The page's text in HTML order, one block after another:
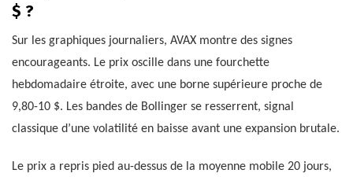
$ ?
Sur les graphiques journaliers, AVAX montre des signes
encourageants. Le prix oscille dans une fourchette
hebdomadaire étroite, avec une borne supérieure proche de
9,80-10 $. Les bandes de Bollinger se resserrent, signal
classique d’une volatilité en baisse avant une expansion brutale.
Le prix a repris pied au-dessus de la moyenne mobile 20 jours,